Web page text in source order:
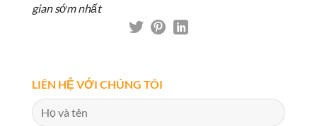
gian sớm nhất
LIÊN HỆ VỚI CHÚNG TÔI